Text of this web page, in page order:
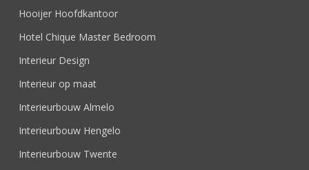
Hooijer Hoofdkantoor
Hotel Chique Master Bedroom
Interieur Design
Interieur op maat
Interieurbouw Almelo
Interieurbouw Hengelo
Interieurbouw Twente